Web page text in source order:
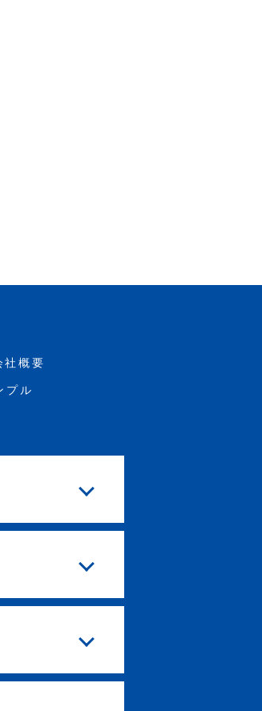
社概要
プル